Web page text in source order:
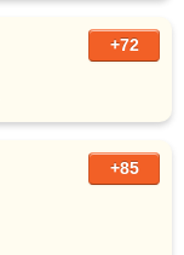
+72
+85